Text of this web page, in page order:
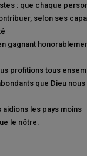
: que chaque
selon ses
gagnant
profitions tous
que Dieu nous
aidions les pays moins
le nôtre.